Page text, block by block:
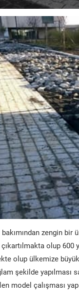
zengin bir
olup
olup ülkemize
şekilde yapılması
model çalışması